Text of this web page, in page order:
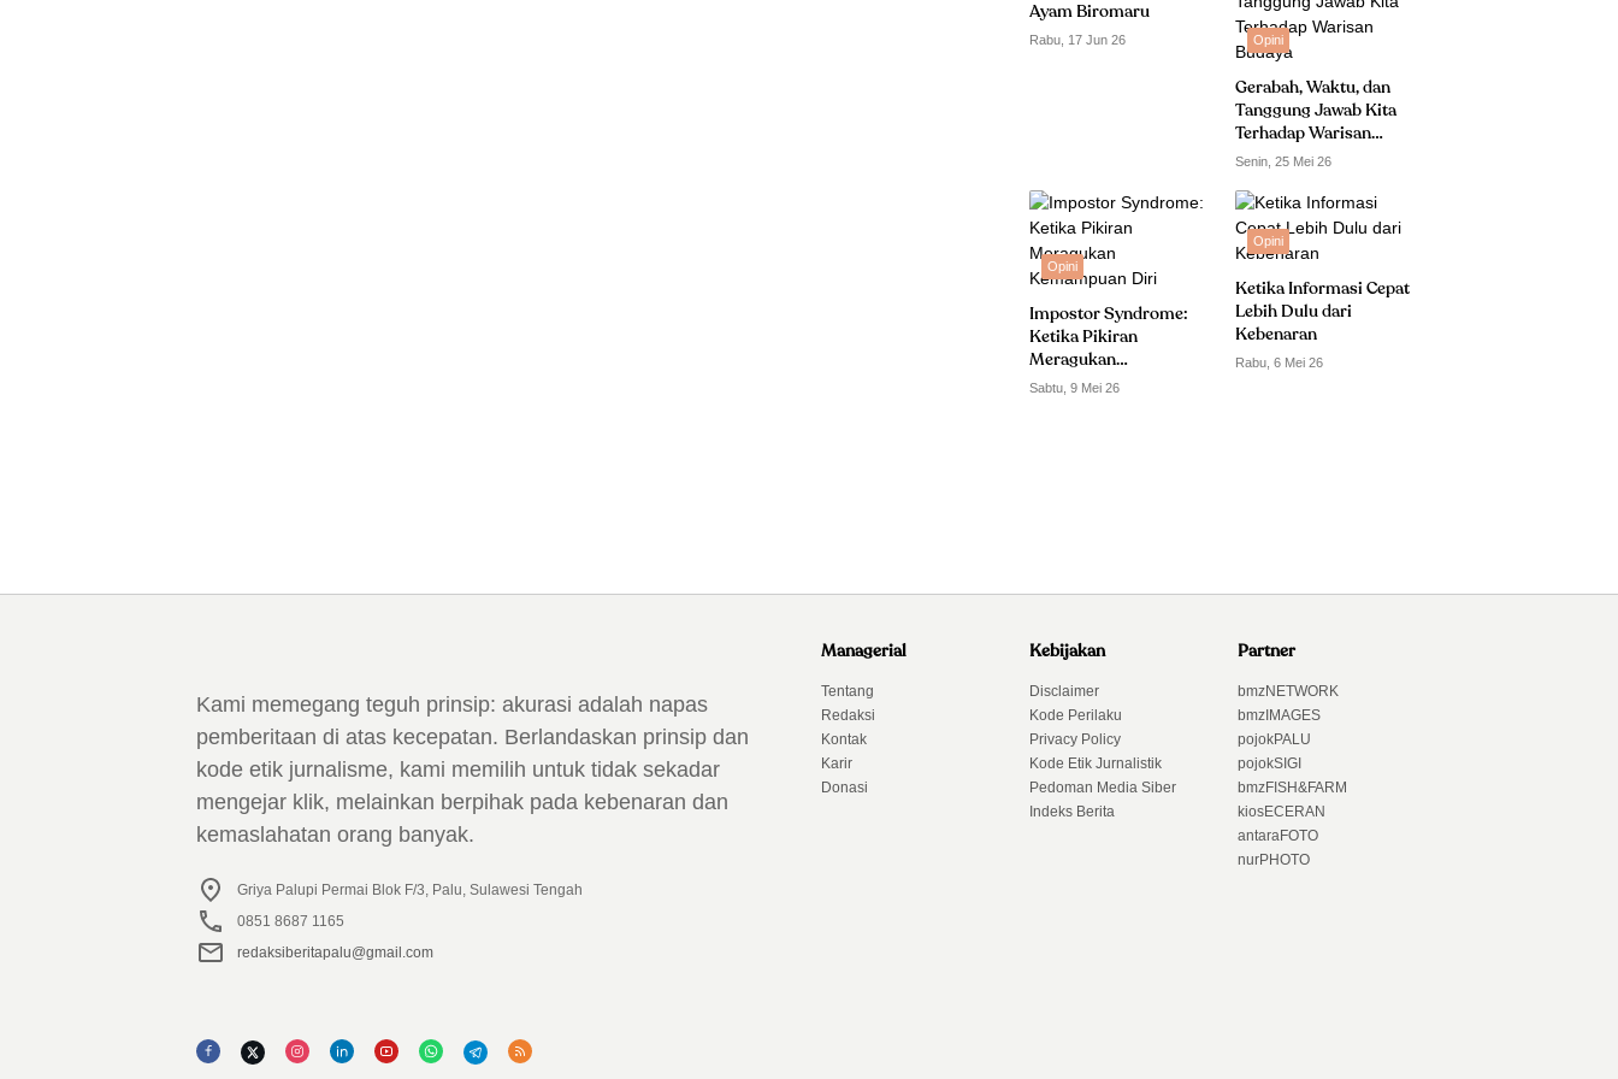
Ayam Biromaru
Rabu, 17 Jun 26 Opini
Gerabah, Waktu, dan
Tanggung Jawab Kita
Terhadap Warisan
Budaya
Senin, 25 Mei 26
Opini
Impostor Syndrome:
Ketika Pikiran
Meragukan
Kemampuan Diri
Sabtu, 9 Mei 26
Opini
Ketika Informasi Cepat
Lebih Dulu dari
Kebenaran
Rabu, 6 Mei 26
Kami memegang teguh prinsip: akurasi adalah napas
pemberitaan di atas kecepatan. Berlandaskan prinsip dan
kode etik jurnalisme, kami memilih untuk tidak sekadar
mengejar klik, melainkan berpihak pada kebenaran dan
kemaslahatan orang banyak.
Griya Palupi Permai Blok F/3, Palu, Sulawesi Tengah
0851 8687 1165
redaksiberitapalu@gmail.com
Managerial
Tentang
Redaksi
Kontak
Karir
Donasi
Kebijakan
Disclaimer
Kode Perilaku
Privacy Policy
Kode Etik Jurnalistik
Pedoman Media Siber
Indeks Berita
Partner
bmzNETWORK
bmzIMAGES
pojokPALU
pojokSIGI
bmzFISH&FARM
kiosECERAN
antaraFOTO
nurPHOTO